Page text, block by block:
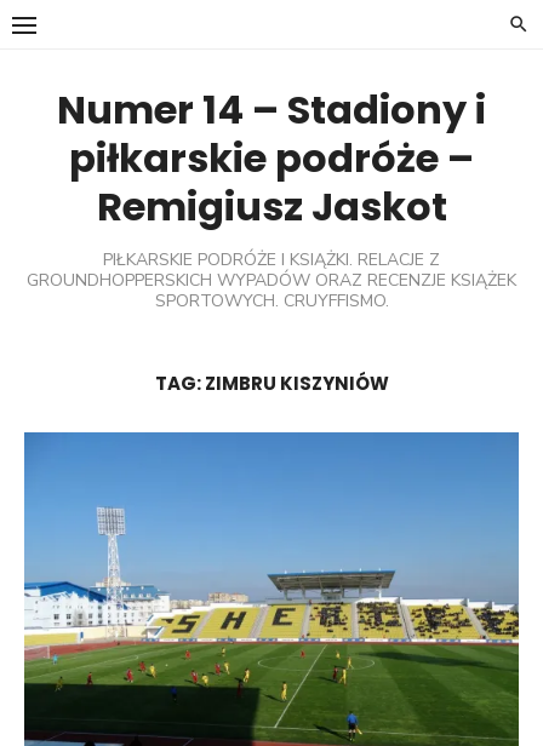
Skip
Numer 14 – Stadiony i
piłkarskie podróże –
Remigiusz Jaskot
PIŁKARSKIE PODRÓŻE I KSIĄŻKI. RELACJE Z
GROUNDHOPPERSKICH WYPADÓW ORAZ RECENZJE KSIĄŻEK
SPORTOWYCH. CRUYFFISMO.
TAG:ZIMBRU KISZYNIÓW